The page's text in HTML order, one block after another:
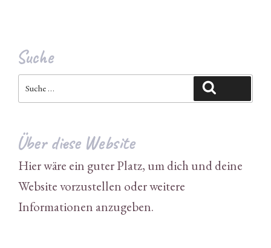
Suche
nach:
Über diese Website
Hier wäre ein guter Platz, um dich und deine
Website vorzustellen oder weitere
Informationen anzugeben.